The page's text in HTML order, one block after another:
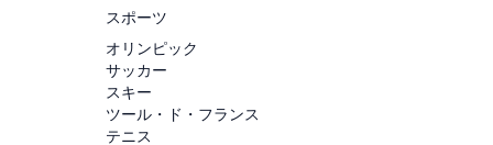
スポーツ
オリンピック
サッカー
スキー
ツール・ド・フランス
テニス